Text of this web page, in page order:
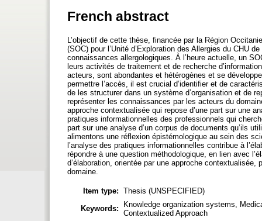
French abstract
L’objectif de cette thèse, financée par la Région
(SOC) pour l’Unité d’Exploration des Allergies du CHU
connaissances allergologiques. À l’heure actuelle, un
leurs activités de traitement et de recherche
acteurs, sont abondantes et hétérogènes et se
permettre l’accès, il est crucial d’identifier et de
de les structurer dans un système d’organisation et de
représenter les connaissances par les acteurs du
approche contextualisée qui repose d’une part sur une
pratiques informationnelles des professionnels qui
part sur une analyse d’un corpus de documents qu’ils
alimentons une réflexion épistémologique au sein des
l’analyse des pratiques informationnelles contribue à
répondre à une question méthodologique, en lien avec
d’élaboration, orientée par une approche
domaine.
Item type: Thesis (UNSPECIFIED)
Keywords:
Knowledge organization systems,
Contextualized Approach